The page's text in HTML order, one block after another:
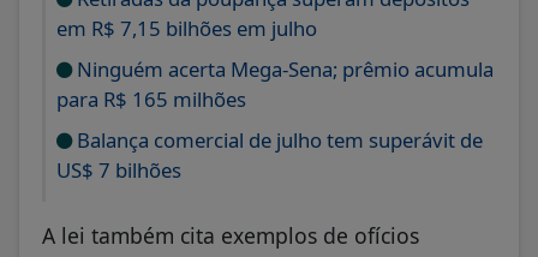
em R$ 7,15 bilhões em julho
Ninguém acerta Mega-Sena; prêmio acumula
para R$ 165 milhões
Balança comercial de julho tem superávit de
US$ 7 bilhões
A lei também cita exemplos de ofícios